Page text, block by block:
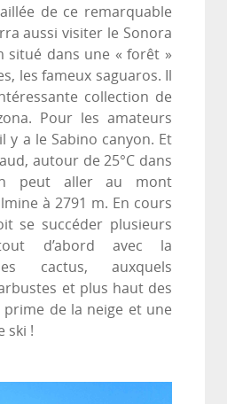
de ce remarquable
aussi visiter le Sonora
situé dans une « forêt »
les fameux saguaros. Il
collection de
Pour les amateurs
y a le Sabino canyon. Et
autour de 25°C dans
peut aller au mont
à 2791 m. En cours
se succéder plusieurs
d’abord avec la
cactus, auxquels
et plus haut des
prime de la neige et une
ski !